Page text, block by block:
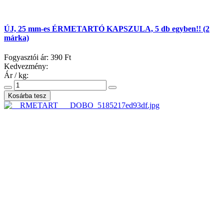
ÚJ, 25 mm-es ÉRMETARTÓ KAPSZULA, 5 db egyben!! (2
márka)
Fogyasztói ár: 390 Ft
Kedvezmény:
Ár / kg: